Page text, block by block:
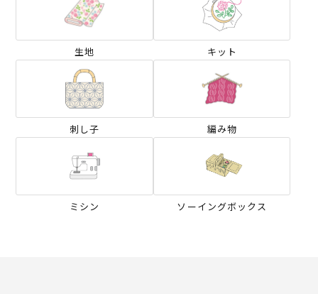
生地 キット
刺し子 編み物
ミシン ソーイングボックス